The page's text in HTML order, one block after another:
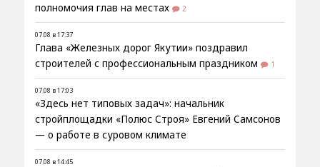
полномочия глав на местах
2
07.08 в 17:37
Глава «Железных дорог Якутии» поздравил
строителей с профессиональным праздником
1
07.08 в 17:03
«Здесь нет типовых задач»: начальник
стройплощадки «Полюс Строя» Евгений Самсонов
— о работе в суровом климате
07.08 в 14:45